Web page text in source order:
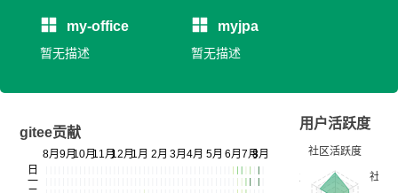
my-office
暂无描述
myjpa
暂无描述
gitee贡献
用户活跃度